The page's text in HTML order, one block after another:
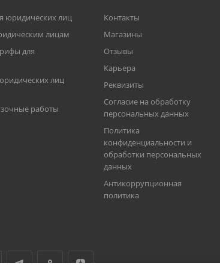
юридических лиц
лицам
для
лиц
работы
Контакты
Магазины
Отзывы
Карьера
Реквизиты
Согласие на обработку
персональных данных
Политика
конфиденциальности и
обработки персональных
данных
Антикоррупционная
политика